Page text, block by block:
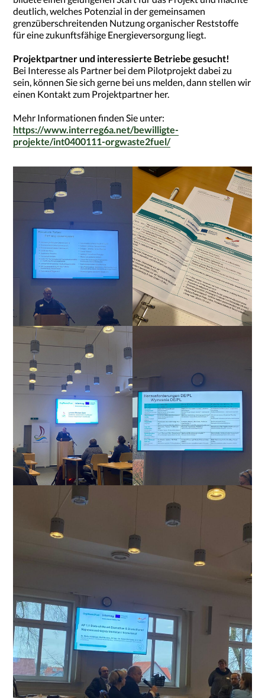
deutlich, welches Potenzial in der gemeinsamen
grenzüberschreitenden Nutzung organischer Reststoffe
für eine zukunftsfähige Energieversorgung liegt.
Projektpartner und interessierte Betriebe gesucht!
Bei Interesse als Partner bei dem Pilotprojekt dabei zu
sein, können Sie sich gerne bei uns melden, dann stellen wir
einen Kontakt zum Projektpartner her.
Mehr Informationen finden Sie unter:
https://www.interreg6a.net/bewilligte-
projekte/int0400111-orgwaste2fuel/